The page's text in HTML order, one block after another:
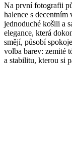
Na první fotografii
halence s
jednoduché košili a
elegance, která
smějí, působí
volba barev: zemité
a stabilitu, kterou si